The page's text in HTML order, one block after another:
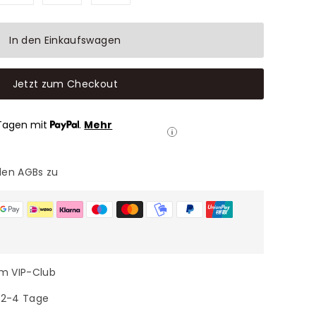
In den Einkaufswagen
Jetzt zum Checkout
mit . Mehr
AGBs zu
VIP-Club
4 Tage